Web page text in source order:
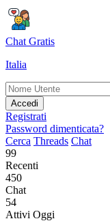
Chat Gratis
Italia
Accedi
Registrati
Password dimenticata?
Cerca Threads Chat
99
Recenti
450
Chat
54
Attivi Oggi